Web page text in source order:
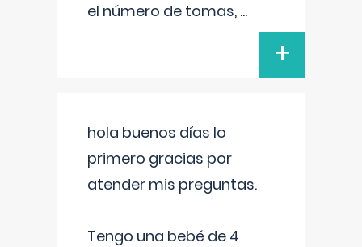
el número de tomas, ...
+
hola buenos días lo
primero gracias por
atender mis preguntas.
Tengo una bebé de 4